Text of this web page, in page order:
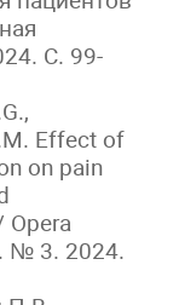
С. 99-
Effect of
on pain
Opera
№ 3. 2024.